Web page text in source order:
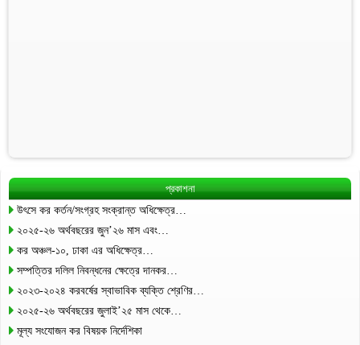
প্রকাশনা
উৎসে কর কর্তন/সংগ্রহ সংক্রান্ত অধিক্ষেত্র…
২০২৫-২৬ অর্থবছরের জুন’২৬ মাস এবং…
কর অঞ্চল-১০, ঢাকা এর অধিক্ষেত্র…
সম্পত্তির দলিল নিবন্ধনের ক্ষেত্রে দানকর…
২০২৩-২০২৪ করবর্ষের স্বাভাবিক ব্যক্তি শ্রেণির…
২০২৫-২৬ অর্থবছরের জুলাই’২৫ মাস থেকে…
মূল্য সংযোজন কর বিষয়ক নির্দেশিকা